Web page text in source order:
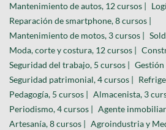
Mantenimiento de autos, 12 cursos |
Reparación de smartphone, 8 cursos |
Mantenimiento de motos, 3 cursos |
Moda, corte y costura, 12 cursos |
Seguridad del trabajo, 5 cursos |
Gestión
Seguridad patrimonial, 4 cursos |
Pedagogía, 5 cursos |
Almacenista, 3
Periodismo, 4 cursos |
Agente
Artesanía, 8 cursos |
Agroindustria y